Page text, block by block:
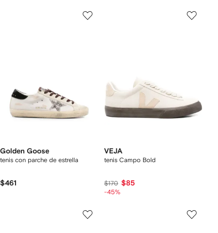
Golden Goose
tenis con parche de estrella
$461
VEJA
tenis Campo Bold
$170 $85
-45%